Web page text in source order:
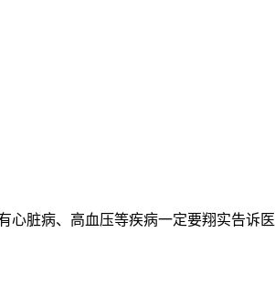
脏病、高血压等疾病一定要翔实告诉医